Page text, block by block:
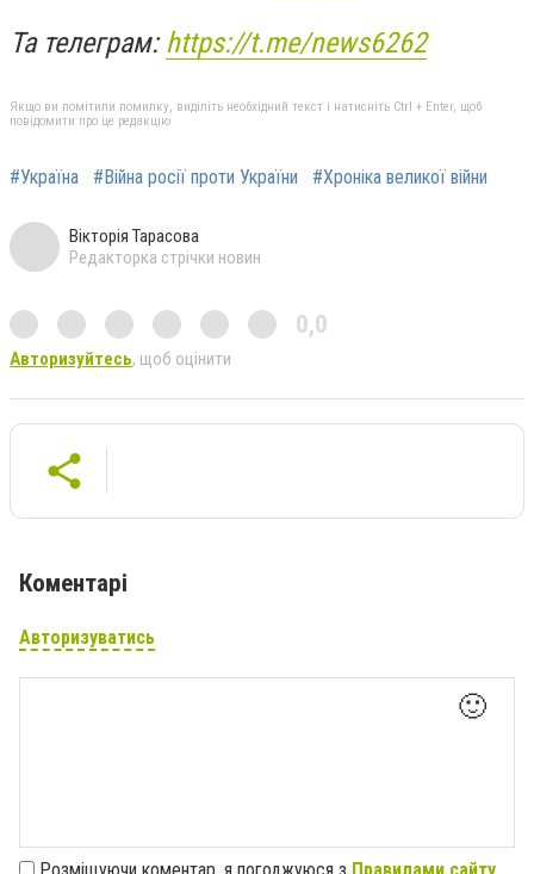
Та телеграм:https://t.me/news6262
Якщо ви помітили помилку, виділіть необхідний текст і натисніть Ctrl + Enter, щоб
повідомити про це редакцію
#Україна #Війна росії проти України #Хроніка великої війни
Вікторія Тарасова
Редакторка стрічки новин
0,0
Авторизуйтесь, щоб оцінити
Коментарі
Авторизуватись
🙂